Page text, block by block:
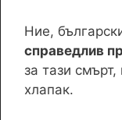
Ние,
справедлив
за тази
хлапак.